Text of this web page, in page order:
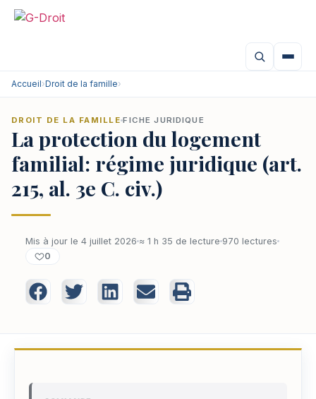
Accueil›Droit de la famille›
DROIT DE LA FAMILLE FICHE JURIDIQUE
La protection du logement
familial: régime juridique (art.
215, al. 3e C. civ.)
Mis à jour le 4 juillet 2026 ≈ 1 h 35 de lecture 970 lectures
0